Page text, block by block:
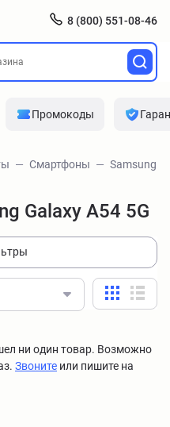
8 (800) 551-08-46
Промокоды
Смартфоны
Samsung
Galaxy A54 5G
ни один товар. Возможно
Звоните или пишите на